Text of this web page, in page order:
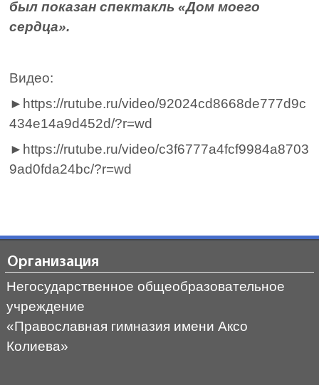
был показан спектакль «Дом моего
сердца».
Видео:
►https://rutube.ru/video/92024cd8668de777d9c
434e14a9d452d/?r=wd
►https://rutube.ru/video/c3f6777a4fcf9984a8703
9ad0fda24bc/?r=wd
Организация
Негосударственное общеобразовательное
учреждение
«Православная гимназия имени Аксо
Колиева»